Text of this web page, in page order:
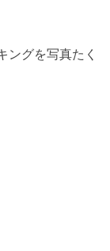
ングを写真たく